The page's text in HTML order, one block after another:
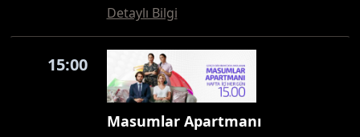
Detaylı Bilgi
15:00
Masumlar Apartmanı